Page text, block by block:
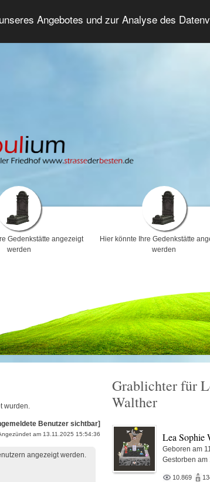
Angebotes und zur Analyse des
Erweiterte Suche Anmelden
Gedenkstätte angezeigt
werden
Hier könnte Ihre Gedenkstätte
werden
wurden.
Benutzer sichtbar]
am 13.11.2025 15:54:36
angezeigt werden.
Grablichter für
Walther
Lea Sophie
Geboren am
Gestorben am
10.869